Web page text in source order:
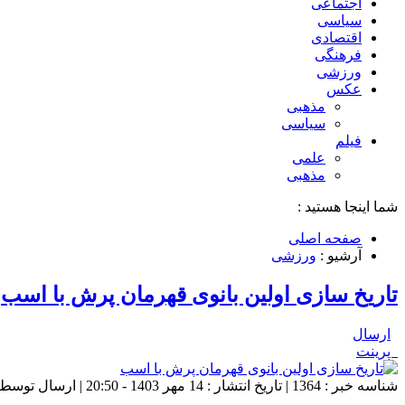
اجتماعی
سیاسی
اقتصادی
فرهنگی
ورزشی
عکس
مذهبی
سیاسی
فیلم
علمی
مذهبی
شما اینجا هستید :
صفحه اصلی
آرشیو : ورزشی
تاریخ سازی اولین بانوی قهرمان پرش با اسب
ارسال
پرینت
شناسه خبر : 1364 | تاریخ انتشار : 14 مهر 1403 - 20:50 | ارسال توسط :